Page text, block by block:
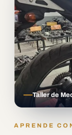
Taller de
APRENDE